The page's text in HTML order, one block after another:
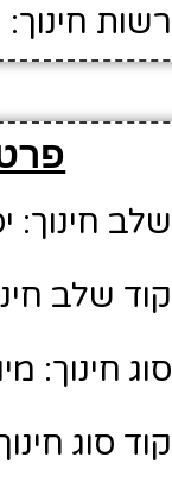
רשות
שלב חינוך:
קוד שלב
סוג חינוך:
קוד סוג חינוך: